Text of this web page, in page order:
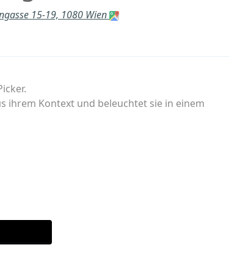
15-19, 1080 Wien
ihrem Kontext und beleuchtet sie in einem